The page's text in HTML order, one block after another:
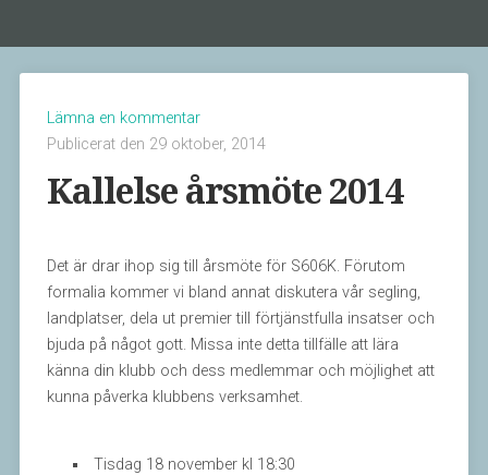
Lämna en kommentar
Publicerat den 29 oktober, 2014
Kallelse årsmöte 2014
Det är drar ihop sig till årsmöte för S606K. Förutom
formalia kommer vi bland annat diskutera vår segling,
landplatser, dela ut premier till förtjänstfulla insatser och
bjuda på något gott. Missa inte detta tillfälle att lära
känna din klubb och dess medlemmar och möjlighet att
kunna påverka klubbens verksamhet.
Tisdag 18 november kl 18:30